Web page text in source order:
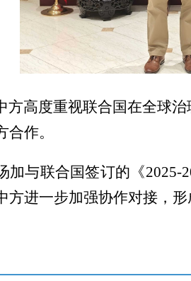
方高度重视联合国在全球
作。
加与联合国签订的《
方进一步加强协作对接，